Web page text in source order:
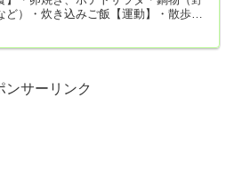
ど）・炊き込みご飯【運動】・散歩
が枯れだしてきています。芭蕉の木っ
ンサーリンク